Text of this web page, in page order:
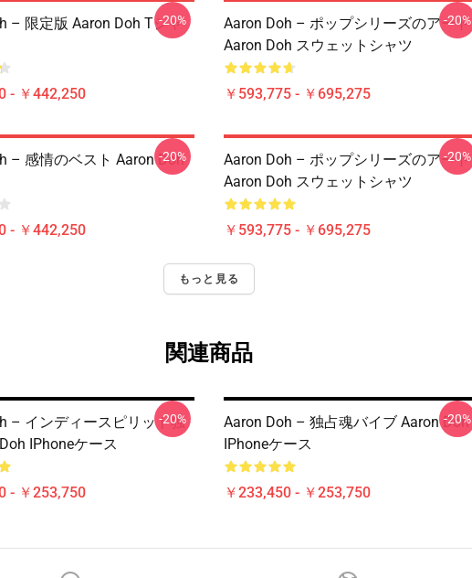
– 限定版 Aaron Doh Tシャ
- ￥442,250
-20%
Aaron Doh – ポップシリーズのアート
Aaron Doh スウェットシャツ
￥593,775 - ￥695,275
-20%
– 感情のベスト Aaron Doh
- ￥442,250
-20%
Aaron Doh – ポップシリーズのアート
Aaron Doh スウェットシャツ
￥593,775 - ￥695,275
-20%
もっと見る
関連商品
– インディースピリット独
IPhoneケース
- ￥253,750
-20%
Aaron Doh – 独占魂バイブ Aaron Doh
IPhoneケース
￥233,450 - ￥253,750
-20%